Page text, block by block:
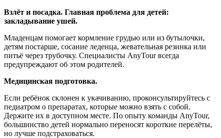
Взлёт и посадка. Главная проблема для детей:
закладывание ушей.
Младенцам помогает кормление грудью или из бутылочки,
детям постарше, сосание леденца, жевательная резинка или
питьё через трубочку. Специалисты AnyTour всегда
предупреждают об этом родителей.
Медицинская подготовка.
Если ребёнок склонен к укачиванию, проконсультируйтесь с
педиатром о препаратах, которые можно взять с собой.
Держите их в доступном месте. По опыту команды AnyTour,
большинство детей нормально переносят короткие перелёты,
но лучше подстраховаться.